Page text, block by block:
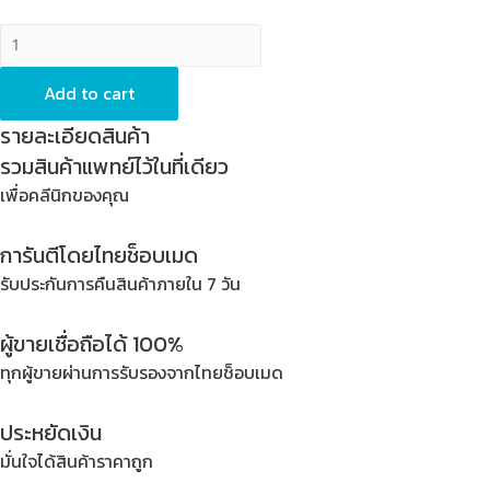
Anatomic
Impression
-
Width
x
Depth
73
x
mm,
Status
XL,
Stainless
Steel
Add to cart
รายละเอียดสินค้า
รวมสินค้าแพทย์ไว้ในที่เดียว
เพื่อคลีนิกของคุณ
การันตีโดยไทยช็อบเมด
รับประกันการคืนสินค้าภายใน 7 วัน
ผู้ขายเชื่อถือได้ 100%
ทุกผู้ขายผ่านการรับรองจากไทยช็อบเมด
ประหยัดเงิน
มั่นใจได้สินค้าราคาถูก